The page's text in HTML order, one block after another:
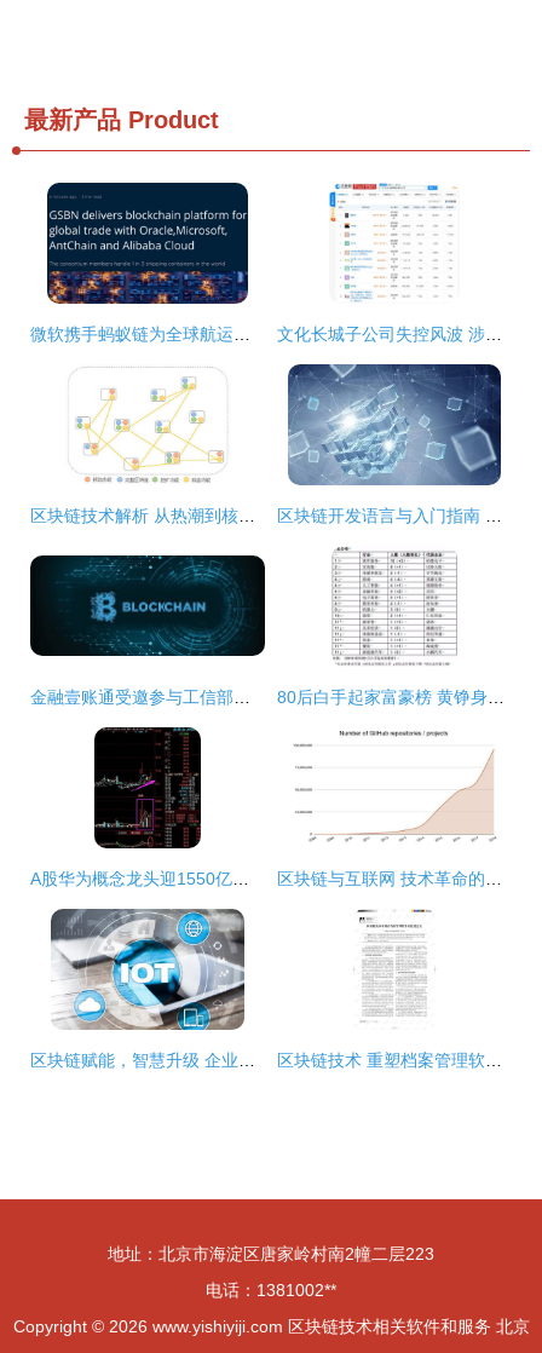
最新产品 Product
地址：北京市海淀区唐家岭村南2幢二层223
电话：1381002**
Copyright © 2026 www.yishiyiji.com 区块链技术相关软件和服务 北京